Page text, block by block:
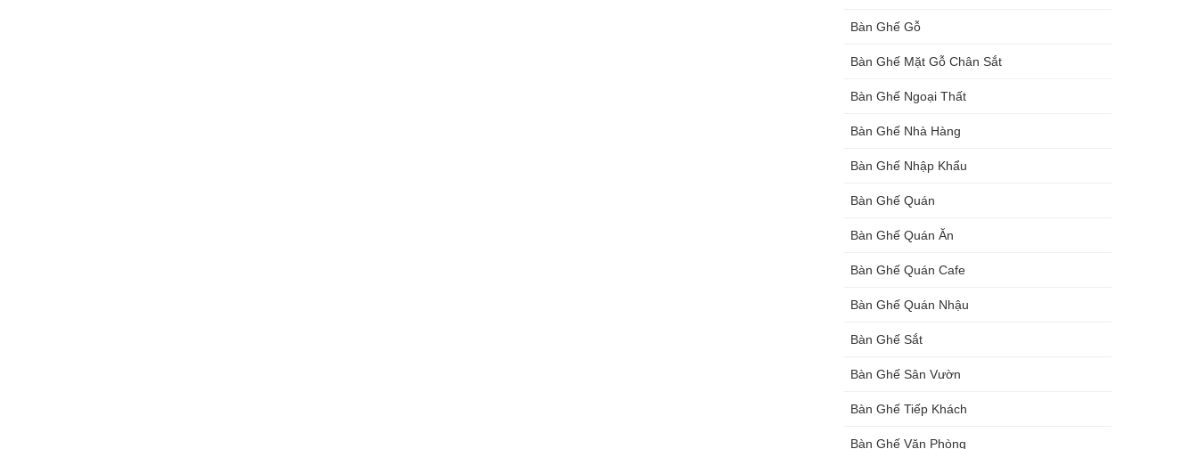
Bàn Ghế Gỗ
Bàn Ghế Mặt Gỗ Chân Sắt
Bàn Ghế Ngoại Thất
Bàn Ghế Nhà Hàng
Bàn Ghế Nhập Khẩu
Bàn Ghế Quán
Bàn Ghế Quán Ăn
Bàn Ghế Quán Cafe
Bàn Ghế Quán Nhậu
Bàn Ghế Sắt
Bàn Ghế Sân Vườn
Bàn Ghế Tiếp Khách
Bàn Ghế Văn Phòng